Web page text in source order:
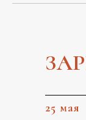
25 мая